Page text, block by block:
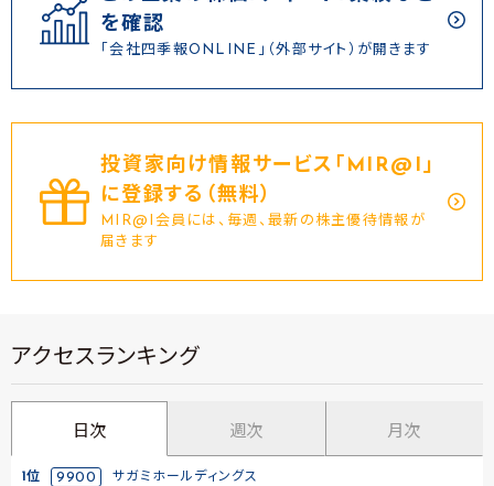
を確認
「会社四季報ONLINE」（外部サイト）が開きます
投資家向け情報サービス｢MIR@I｣
に登録する（無料）
MIR@I会員には、毎週、最新の株主優待情報が
届きます
アクセスランキング
日次 週次 月次
1位 9900 サガミホールディングス